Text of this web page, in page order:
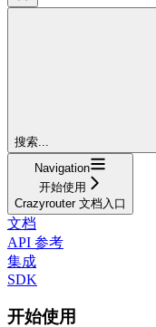
搜索...
Navigation
开始使用
Crazyrouter 文档入口
文档
API 参考
集成
SDK
开始使用